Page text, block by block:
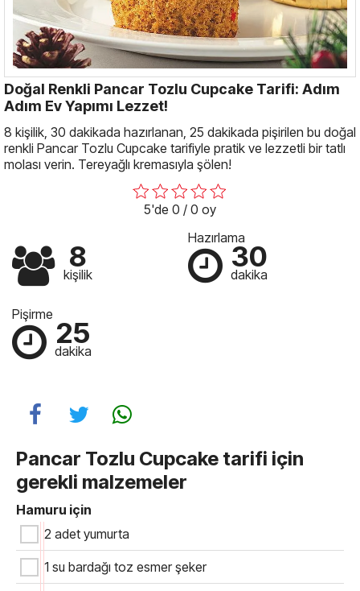
Doğal Renkli Pancar Tozlu Cupcake Tarifi: Adım
Adım Ev Yapımı Lezzet!
8 kişilik, 30 dakikada hazırlanan, 25 dakikada pişirilen bu doğal
renkli Pancar Tozlu Cupcake tarifiyle pratik ve lezzetli bir tatlı
molası verin. Tereyağlı kremasıyla şölen!
5'de 0 / 0 oy
8
kişilik
Hazırlama
30
dakika
Pişirme
25
dakika
Pancar Tozlu Cupcake tarifi için
gerekli malzemeler
Hamuru için
2 adet yumurta
1 su bardağı toz esmer şeker